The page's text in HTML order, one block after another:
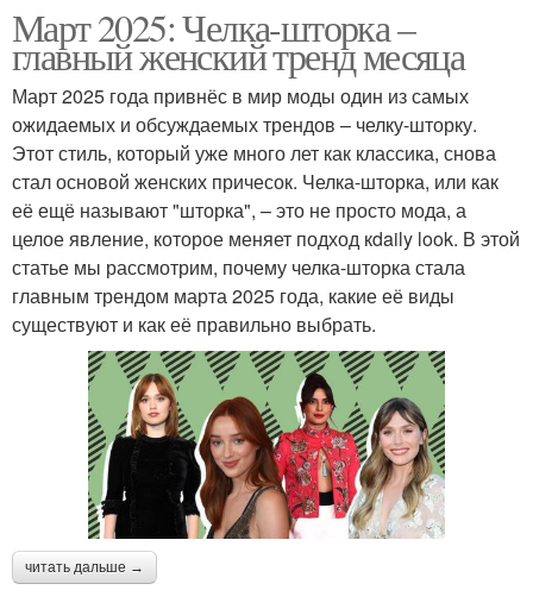
Март 2025: Челка-шторка –
главный женский тренд месяца
Март 2025 года привнёс в мир моды один из самых
ожидаемых и обсуждаемых трендов – челку-шторку.
Этот стиль, который уже много лет как классика, снова
стал основой женских причесок. Челка-шторка, или как
её ещё называют "шторка", – это не просто мода, а
целое явление, которое меняет подход кdaily look. В этой
статье мы рассмотрим, почему челка-шторка стала
главным трендом марта 2025 года, какие её виды
существуют и как её правильно выбрать.
читать дальше →